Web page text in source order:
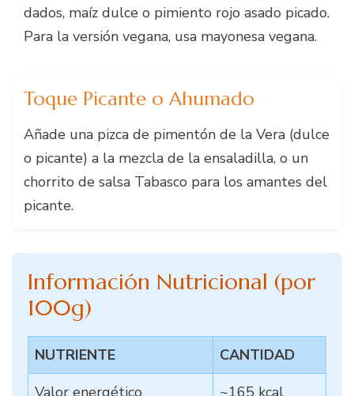
dados, maíz dulce o pimiento rojo asado picado.
Para la versión vegana, usa mayonesa vegana.
Toque Picante o Ahumado
Añade una pizca de pimentón de la Vera (dulce
o picante) a la mezcla de la ensaladilla, o un
chorrito de salsa Tabasco para los amantes del
picante.
Información Nutricional (por
100g)
NUTRIENTE
CANTIDAD
Valor energético
~165 kcal